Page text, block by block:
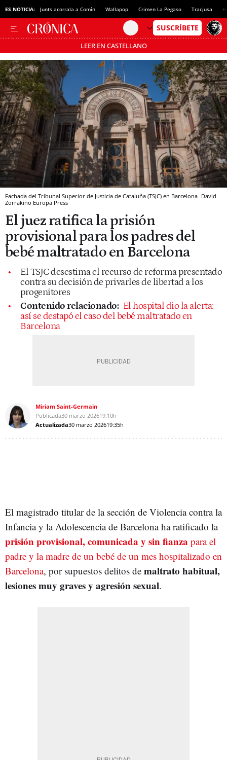
ES NOTICIA: Junts acorrala a Comín Wallapop Crimen La Pegaso Tracjusa
LEER EN CASTELLANO
Pásate al MODO AHORRO
Fachada del Tribunal Superior de Justicia de Cataluña (TSJC) en Barcelona David
Zorrakino Europa Press
El juez ratifica la prisión
provisional para los padres del
bebé maltratado en Barcelona
El TSJC desestima el recurso de reforma presentado
contra su decisión de privarles de libertad a los
progenitores
Contenido relacionado: El hospital dio la alerta:
así se destapó el caso del bebé maltratado en
Barcelona
Miriam Saint-Germain
Publicada30 marzo 202619:10h
Actualizada30 marzo 202619:35h
El magistrado titular de la sección de Violencia contra la
Infancia y la Adolescencia de Barcelona ha ratificado la
prisión provisional, comunicada y sin fianza para el
padre y la madre de un bebé de un mes hospitalizado en
Barcelona, por supuestos delitos de maltrato habitual,
lesiones muy graves y agresión sexual.